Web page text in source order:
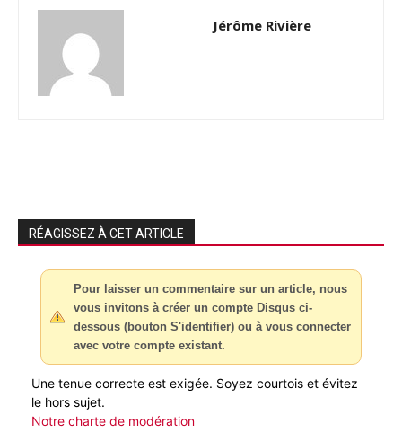
Jérôme Rivière
RÉAGISSEZ À CET ARTICLE
Pour laisser un commentaire sur un article, nous
vous invitons à créer un compte Disqus ci-
dessous (bouton S'identifier) ou à vous connecter
avec votre compte existant.
Une tenue correcte est exigée. Soyez courtois et évitez
le hors sujet.
Notre charte de modération